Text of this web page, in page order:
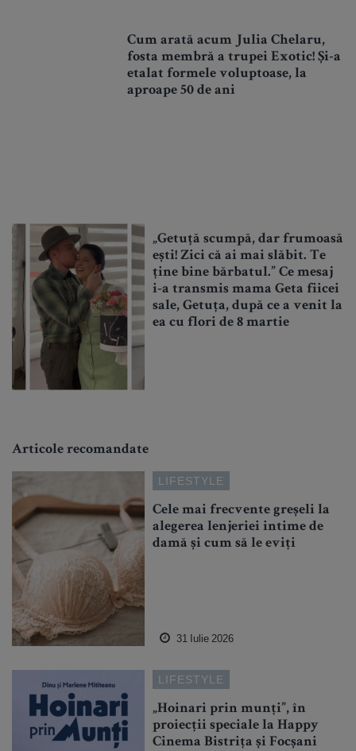
Cum arată acum Julia Chelaru,
fosta membră a trupei Exotic! Și-a
etalat formele voluptoase, la
aproape 50 de ani
„Getuță scumpă, dar frumoasă
ești! Zici că ai mai slăbit. Te
ține bine bărbatul.” Ce mesaj
i-a transmis mama Geta fiicei
sale, Getuța, după ce a venit la
ea cu flori de 8 martie
Articole recomandate
LIFESTYLE
Cele mai frecvente greșeli la
alegerea lenjeriei intime de
damă și cum să le eviți
31 Iulie 2026
LIFESTYLE
„Hoinari prin munți”, în
proiecții speciale la Happy
Cinema Bistrița și Focșani